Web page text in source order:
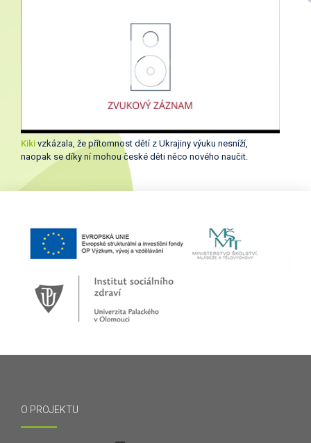
Kiki vzkázala, že přítomnost dětí z Ukrajiny výuku nesníží,
naopak se díky ní mohou české děti něco nového naučit.
O PROJEKTU